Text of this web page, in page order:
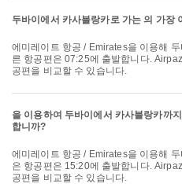
두바이에서 카사블랑카로 가는 의 가장
에미레이트 항공 / Emirates을 이용해 두바이에서 카사블랑카로 가는 가장 이
른 항공편은 07:25에 출발합니다.
공편을 비교할 수 있습니다.
을 이용하여 두바이에서 카사블랑카까
합니까?
에미레이트 항공 / Emirates을 이용해 두바이에서 카사블랑카로 가는 가장 늦
은 항공편은 15:20에 출발합니다.
공편을 비교할 수 있습니다.